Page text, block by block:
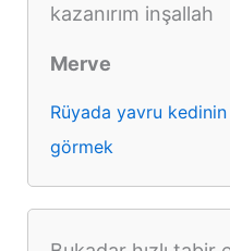
kazanırım inşallah
Merve
Rüyada yavru
görmek